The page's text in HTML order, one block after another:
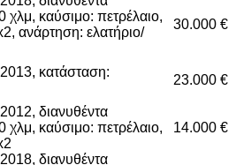
χλμ, καύσιμο: πετρέλαιο,
ανάρτηση: ελατήριο/
30.000 €
κατάσταση:
23.000 €
διανυθέντα
χλμ, καύσιμο: πετρέλαιο,
14.000 €
διανυθέντα